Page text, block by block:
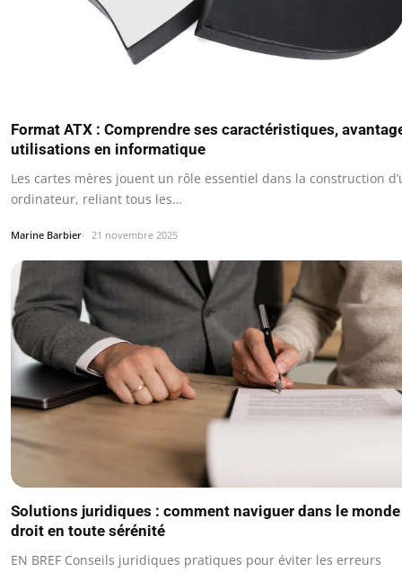
Format ATX : Comprendre ses caractéristiques,
utilisations en informatique
Les cartes mères jouent un rôle essentiel dans la construction
ordinateur, reliant tous les…
Marine Barbier 21 novembre 2025
Solutions juridiques : comment naviguer dans le
droit en toute sérénité
EN BREF Conseils juridiques pratiques pour éviter les erreurs